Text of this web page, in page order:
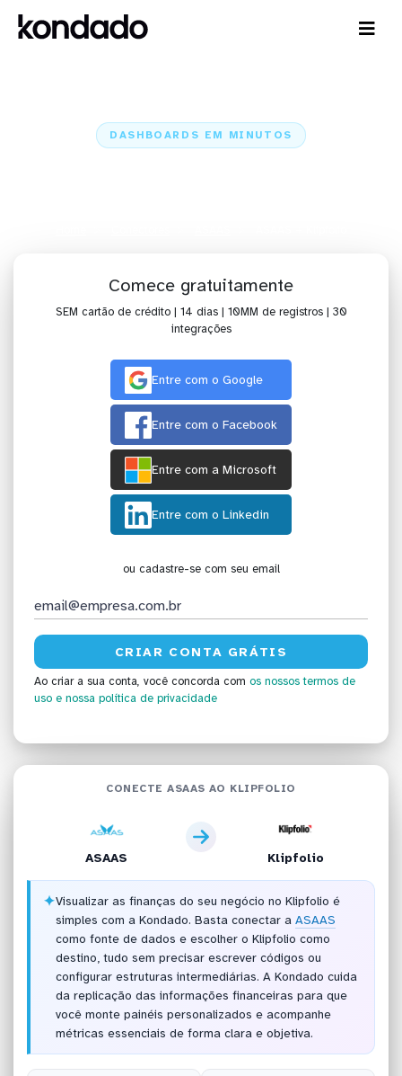
DASHBOARDS EM MINUTOS
Comece gratuitamente
SEM cartão de crédito | 14 dias | 10MM de registros | 30
integrações
Entre com o Google
Entre com o Facebook
Entre com a Microsoft
Entre com o Linkedin
ou cadastre-se com seu email
Ao criar a sua conta, você concorda com os nossos termos de
uso e nossa política de privacidade
CONECTE ASAAS AO KLIPFOLIO
ASAAS Klipfolio
✦Visualizar as finanças do seu negócio no Klipfolio é
simples com a Kondado. Basta conectar a ASAAS
como fonte de dados e escolher o Klipfolio como
destino, tudo sem precisar escrever códigos ou
configurar estruturas intermediárias. A Kondado cuida
da replicação das informações financeiras para que
você monte painéis personalizados e acompanhe
métricas essenciais de forma clara e objetiva.